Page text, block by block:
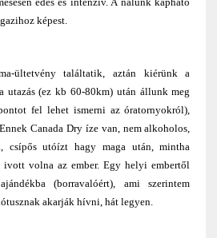
képest.
ültetvény találtatik, aztán kiérünk a
utazás (ez kb 60-80km) után állunk meg
fel lehet ismerni az óratornyokról),
Canada Dry íze van, nem alkoholos,
csípős utóízt hagy maga után, mintha
ivott volna az ember. Egy helyi embertől
(borravalóért), ami szerintem
akarják hívni, hát legyen.